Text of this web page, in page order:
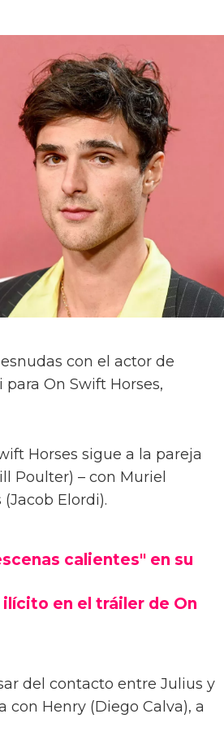
con el actor de
On Swift Horses,
Horses sigue a la pareja
Poulter) – con Muriel
Elordi).
calientes" en su
en el tráiler de On
del contacto entre Julius y
Henry (Diego Calva), a